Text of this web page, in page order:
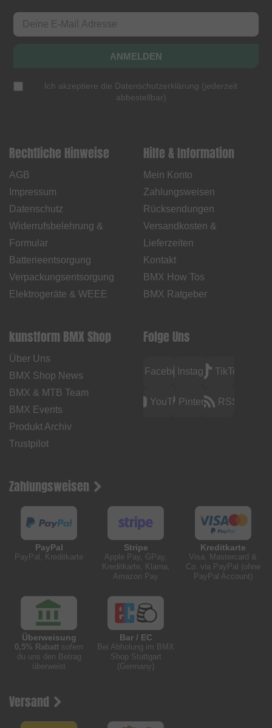
ANMELDEN
Ich akzeptiere die Datenschutzerklärung (jederzeit
abbestellbar)
Rechtliche Hinweise
AGB
Impressum
Datenschutz
Widerrufsbelehrung &
Formular
Batterieentsorgung
Verpackungsentsorgung
Elektrogeräte & WEEE
Hilfe & Information
Mein Konto
Zahlungsweisen
Rücksendungen
Versandkosten &
Lieferzeiten
Kontakt
BMX How Tos
BMX Ratgeber
kunstform BMX Shop
Über Uns
BMX Shop News
BMX & MTB Team
BMX Events
Produkt Archiv
Trustpilot
Folge Uns
FacebookInstagramTikTok
YouTubePinterest RSS
Zahlungsweisen
PayPal
PayPal, Kreditkarte
Stripe
Apple Pay, GPay,
Kreditkarte, Klarna,
Amazon Pay
Kreditkarte
Visa, Mastercard &
Co. via PayPal (ohne
PayPal Account)
Überweisung
0,5% Rabatt sofern
du uns den Betrag
überweist
Bar / EC
Bei Abholung im BMX
Shop Stuttgart
(Germany)
Versand